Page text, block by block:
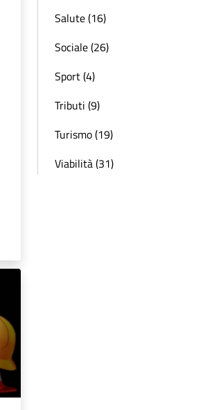
Salute (16)
Sociale (26)
Sport (4)
Tributi (9)
Turismo (19)
Viabilità (31)